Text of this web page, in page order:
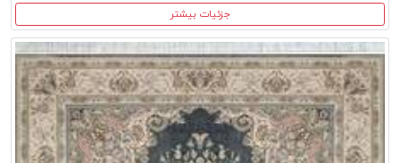
جزئیات بیشتر